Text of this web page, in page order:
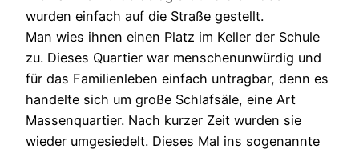
wurden einfach auf die Straße gestellt.
Man wies ihnen einen Platz im Keller der Schule
zu. Dieses Quartier war menschenunwürdig und
für das Familienleben einfach untragbar, denn es
handelte sich um große Schlafsäle, eine Art
Massenquartier. Nach kurzer Zeit wurden sie
wieder umgesiedelt. Dieses Mal ins sogenannte